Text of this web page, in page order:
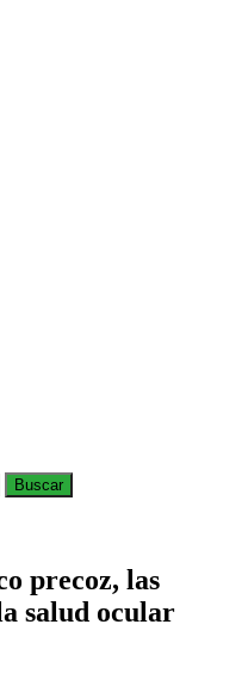
precoz, las
salud ocular